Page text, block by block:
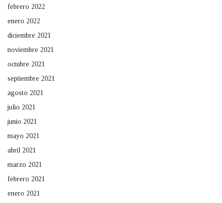
febrero 2022
enero 2022
diciembre 2021
noviembre 2021
octubre 2021
septiembre 2021
agosto 2021
julio 2021
junio 2021
mayo 2021
abril 2021
marzo 2021
febrero 2021
enero 2021